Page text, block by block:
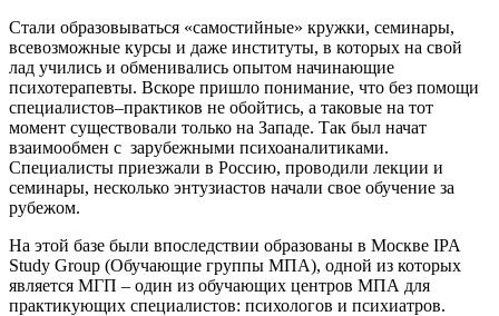
Стали образовываться «самостийные» кружки, семинары,
всевозможные курсы и даже институты, в которых на свой
лад учились и обменивались опытом начинающие
психотерапевты. Вскоре пришло понимание, что без помощи
специалистов–практиков не обойтись, а таковые на тот
момент существовали только на Западе. Так был начат
взаимообмен с зарубежными психоаналитиками.
Специалисты приезжали в Россию, проводили лекции и
семинары, несколько энтузиастов начали свое обучение за
рубежом.
На этой базе были впоследствии образованы в Москве IPA
Study Group (Обучающие группы МПА), одной из которых
является МГП – один из обучающих центров МПА для
практикующих специалистов: психологов и психиатров.